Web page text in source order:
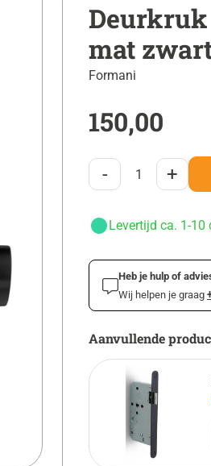
Deurkruk
mat
Formani
150,00
- +
Levertijd ca. 1-10
Heb je hulp of
Wij helpen je graag
Aanvullende